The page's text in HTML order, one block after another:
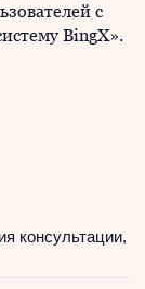
с
BingX».
консультации,